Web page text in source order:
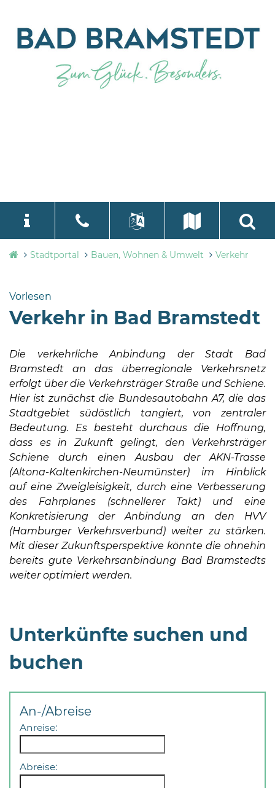
Stadtverwaltung
Bramstedt
Bleeck 15-
Bramstedt
04192-
506-
zentrale@badbramstedt.de
Mo,
Di,
Fr
08
Uhr
Do
Uhr
language
Select Language
Stadtportal Bauen, Wohnen & Umwelt Verkehr
Vorlesen
Verkehr in Bad Bramstedt
Die verkehrliche Anbindung der Stadt Bad
Bramstedt an das überregionale Verkehrsnetz
erfolgt über die Verkehrsträger Straße und Schiene.
Hier ist zunächst die Bundesautobahn A7, die das
Stadtgebiet südöstlich tangiert, von zentraler
Bedeutung. Es besteht durchaus die Hoffnung,
dass es in Zukunft gelingt, den Verkehrsträger
Schiene durch einen Ausbau der AKN-Trasse
(Altona-Kaltenkirchen-Neumünster) im Hinblick
auf eine Zweigleisigkeit, durch eine Verbesserung
des Fahrplanes (schnellerer Takt) und eine
Konkretisierung der Anbindung an den HVV
(Hamburger Verkehrsverbund) weiter zu stärken.
Mit dieser Zukunftsperspektive könnte die ohnehin
bereits gute Verkehrsanbindung Bad Bramstedts
weiter optimiert werden.
Unterkünfte suchen und
buchen
An-/Abreise
Anreise:
Abreise: